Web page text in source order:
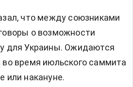
что между союзниками
о возможности
для Украины. Ожидаются
время июльского саммита
или накануне.